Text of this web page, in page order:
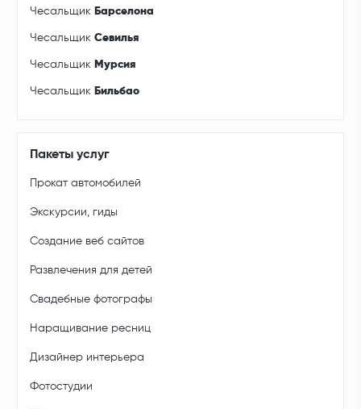
Чесальщик Барселона
ЧесальщикСевилья
Чесальщик Мурсия
Чесальщик Бильбао
Пакеты услуг
Прокат автомобилей
Экскурсии, гиды
Создание веб сайтов
Развлечения для детей
Свадебные фотографы
Наращивание ресниц
Дизайнер интерьера
Фотостудии